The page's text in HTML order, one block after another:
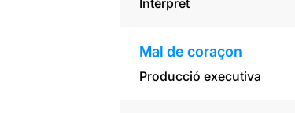
Mal de coraçon
Producció executiva